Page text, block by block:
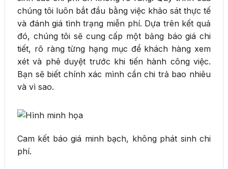
chúng tôi luôn bắt đầu bằng việc khảo sát thực tế
và đánh giá tình trạng miễn phí. Dựa trên kết quả
đó, chúng tôi sẽ cung cấp một bảng báo giá chi
tiết, rõ ràng từng hạng mục để khách hàng xem
xét và phê duyệt trước khi tiến hành công việc.
Bạn sẽ biết chính xác mình cần chi trả bao nhiêu
và vì sao.
Cam kết báo giá minh bạch, không phát sinh chi
phí.